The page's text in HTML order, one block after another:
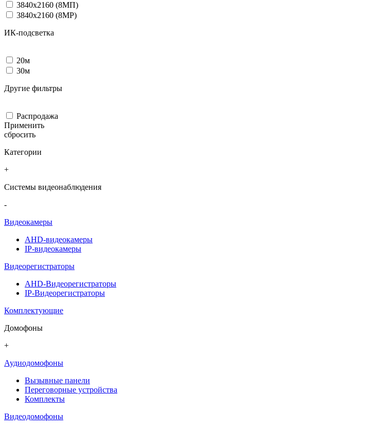
3840х2160 (8МП)
3840х2160 (8МP)
ИК-подсветка
20м
30м
Другие фильтры
Распродажа
Применить
сбросить
Категории
+
Системы видеонаблюдения
-
Видеокамеры
AHD-видеокамеры
IP-видеокамеры
Видеорегистраторы
AHD-Видеорегистраторы
IP-Видеорегистраторы
Комплектующие
Домофоны
+
Аудиодомофоны
Вызывные панели
Переговорные устройства
Комплекты
Видеодомофоны